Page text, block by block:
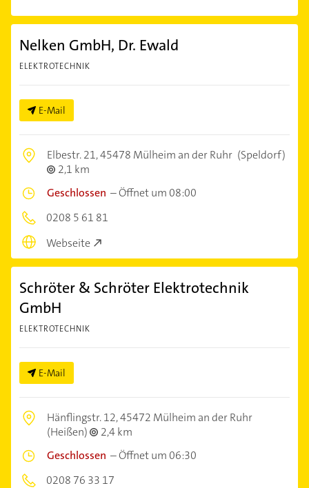
Nelken GmbH, Dr. Ewald
ELEKTROTECHNIK
E-Mail
Elbestr. 21,45478 Mülheim an der Ruhr (Speldorf)
2,1 km
Geschlossen –Öffnet um 08:00
0208 5 61 81
Webseite
Schröter & Schröter Elektrotechnik
GmbH
ELEKTROTECHNIK
E-Mail
Hänflingstr. 12,45472 Mülheim an der Ruhr
(Heißen)
2,4 km
Geschlossen –Öffnet um 06:30
0208 76 33 17